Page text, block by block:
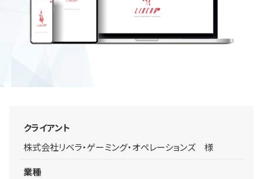
クライアント
株式会社リベラ・ゲーミング・オペレーションズ 様
業種